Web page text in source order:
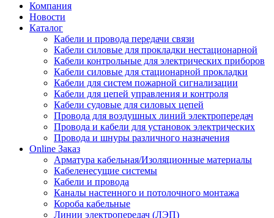
Компания
Новости
Каталог
Кабели и провода передачи связи
Кабели силовые для прокладки нестационарной
Кабели контрольные для электрических приборов
Кабели силовые для стационарной прокладки
Кабели для систем пожарной сигнализации
Кабели для цепей управления и контроля
Кабели судовые для силовых цепей
Провода для воздушных линий электропередач
Провода и кабели для установок электрических
Провода и шнуры различного назначения
Online Заказ
Арматура кабельная/Изоляционные материалы
Кабеленесущие системы
Кабели и провода
Каналы настенного и потолочного монтажа
Короба кабельные
Линии электропередач (ЛЭП)